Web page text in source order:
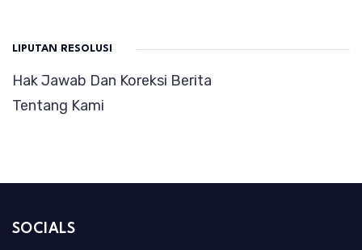
LIPUTAN RESOLUSI
Hak Jawab Dan Koreksi Berita
Tentang Kami
SOCIALS